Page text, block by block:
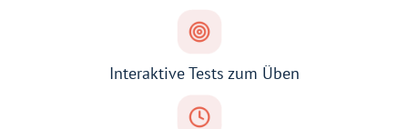
Interaktive Tests zum Üben